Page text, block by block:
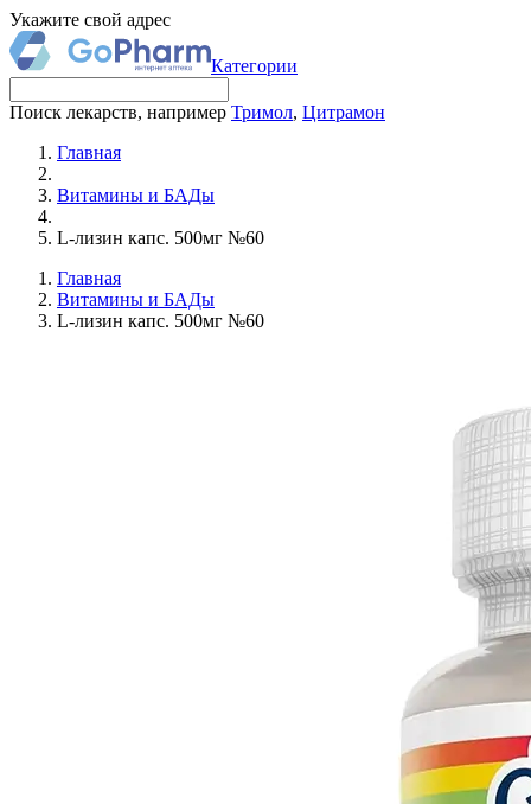
Укажите свой адрес
Категории
Поиск лекарств, например Тримол, Цитрамон
Главная
Витамины и БАДы
L-лизин капс. 500мг №60
Главная
Витамины и БАДы
L-лизин капс. 500мг №60